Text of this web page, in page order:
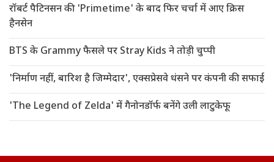
रॉबर्ट पैटिनसन की 'Primetime' के बाद फिर चर्चा में आए क्रिस
हैनसेन
BTS के Grammy फैसले पर Stray Kids ने तोड़ी चुप्पी
'निर्माण नहीं, बारिश है जिम्मेदार', एक्सप्रेसवे धंसने पर कंपनी की सफाई
'The Legend of Zelda' में गैनोनडॉर्फ बनेंगे उली लाटुकेफू